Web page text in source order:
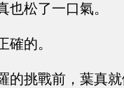
也松了一口氣。
確的。
的挑戰前，葉真